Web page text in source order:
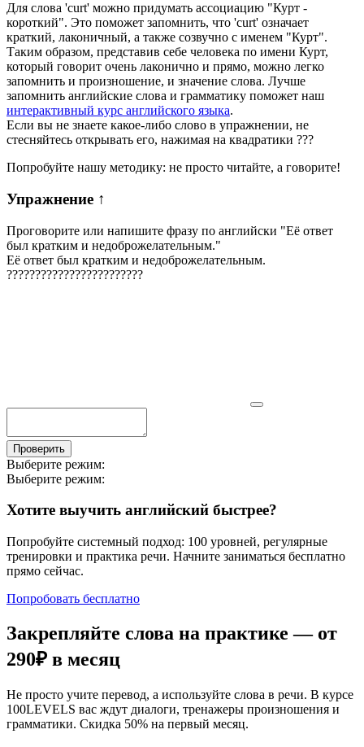
Для слова 'curt' можно придумать ассоциацию "Курт -
короткий". Это поможет запомнить, что 'curt' означает
краткий, лаконичный, а также созвучно с именем "Курт".
Таким образом, представив себе человека по имени Курт,
который говорит очень лаконично и прямо, можно легко
запомнить и произношение, и значение слова. Лучше
запомнить английские слова и грамматику поможет наш
интерактивный курс английского языка.
Если вы не знаете какое-либо слово в упражнении, не
стесняйтесь открывать его, нажимая на квадратики ???
Попробуйте нашу методику: не просто читайте, а говорите!
Упражнение ↑
Проговорите или напишите фразу по английски "Её ответ
был кратким и недоброжелательным."
Её ответ был кратким и недоброжелательным.
????????????????????????
Проверить
Выберите режим:
Выберите режим:
Хотите выучить английский быстрее?
Попробуйте системный подход: 100 уровней, регулярные
тренировки и практика речи. Начните заниматься бесплатно
прямо сейчас.
Попробовать бесплатно
Закрепляйте слова на практике — от
290₽ в месяц
Не просто учите перевод, а используйте слова в речи. В курсе
100LEVELS вас ждут диалоги, тренажеры произношения и
грамматики. Скидка 50% на первый месяц.